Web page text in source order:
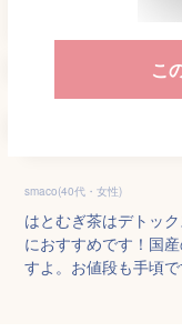
こ
smaco(40代・女性)
はとむぎ茶はデトッ
におすすめです！国
すよ。お値段も手頃で